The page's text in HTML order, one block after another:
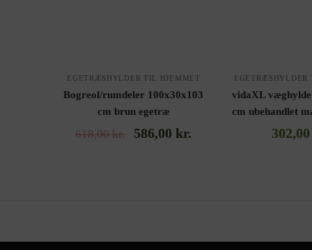
EGETRÆSHYLDER TIL HJEMMET
Bogreol/rumdeler 100x30x103
cm brun egetræ
618,00kr. 586,00kr.
EGETRÆSHYLDER
vidaXL
cm ubehandlet